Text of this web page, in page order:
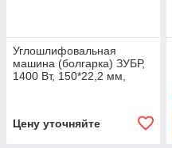
Углошлифовальная
машина (болгарка) ЗУБР,
1400 Вт, 150*22,2 мм,
Цену уточняйте